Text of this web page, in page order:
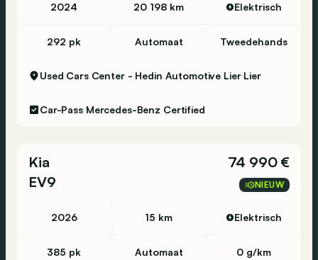
2024 20 198 km Elektrisch
292 pk Automaat Tweedehands
Used Cars Center - Hedin Automotive Lier Lier
Car-Pass Mercedes-Benz Certified
Kia
EV9
74 990 €
NIEUW
2026 15 km Elektrisch
385 pk Automaat 0 g/km